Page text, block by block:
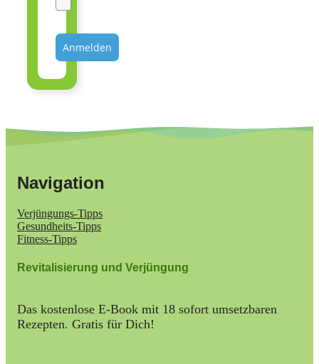
Anmelden
Navigation
Verjüngungs-Tipps
Gesundheits-Tipps
Fitness-Tipps
Revitalisierung und Verjüngung
Das kostenlose E-Book mit 18 sofort umsetzbaren
Rezepten. Gratis für Dich!